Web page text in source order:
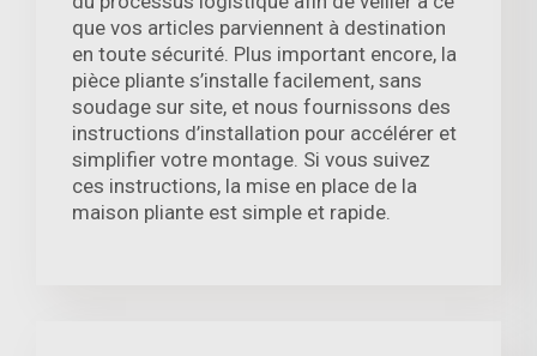
que vos articles parviennent à destination
en toute sécurité. Plus important encore, la
pièce pliante s’installe facilement, sans
soudage sur site, et nous fournissons des
instructions d’installation pour accélérer et
simplifier votre montage. Si vous suivez
ces instructions, la mise en place de la
maison pliante est simple et rapide.